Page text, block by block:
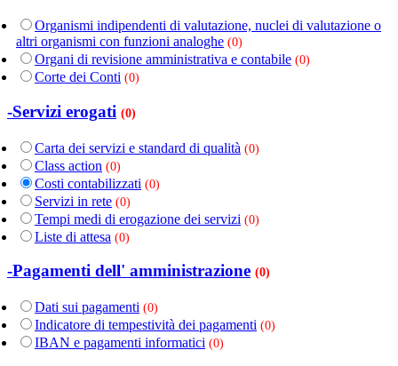
Organismi indipendenti di valutazione, nuclei di valutazione o
altri organismi con funzioni analoghe (0)
Organi di revisione amministrativa e contabile (0)
Corte dei Conti (0)
-Servizi erogati (0)
Carta dei servizi e standard di qualità (0)
Class action (0)
Costi contabilizzati (0)
Servizi in rete (0)
Tempi medi di erogazione dei servizi (0)
Liste di attesa (0)
-Pagamenti dell' amministrazione (0)
Dati sui pagamenti (0)
Indicatore di tempestività dei pagamenti (0)
IBAN e pagamenti informatici (0)